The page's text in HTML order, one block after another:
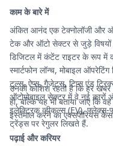
काम के बारे में
अंकित आनंद एक टेक्नोलॉजी और
टेक और ऑटो सेक्टर से जुड़े विषयों
डिजिटल में कंटेंट राइटर के रूप में
स्मार्टफोन लॉन्च, मोबाइल
टूल्स, ऐप्स, गैजेट्स, टिप्स एंड
ऑटोमोबाइल सेक्टर में वे नई कारों
इलेक्ट्रिक व्हीकल्स (EV),
ट्रेंड्स पर रेगुलर लिखते हैं.
उनकी कोशिश रहती है कि हर खबर
हो, बल्कि यह भी बताया जाए कि
इस्तेमाल करने का एक्सपीरियंस
पढ़ाई और करियर